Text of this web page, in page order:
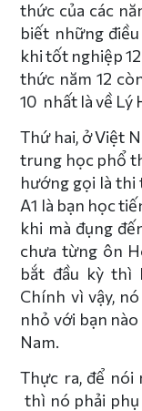
thức của các
biết những
khi tốt nghiệp
thức năm 12
10 nhất là về Lý
Thứ hai, ở Việt
trung học phổ
hướng gọi là thi
A1 là bạn học
khi mà đụng
chưa từng ôn
bắt đầu kỳ thì
Chính vì vậy,
nhỏ với bạn
Nam.
Thực ra, để nói
thì nó phải